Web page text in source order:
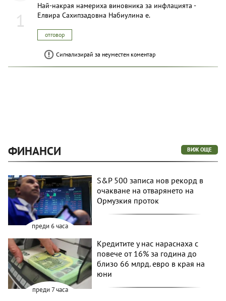
1
Най-накрая намериха виновника за инфлацията -
Елвира Сахипзадовна Набиулина е.
отговор
Сигнализирай за неуместен коментар
ФИНАНСИ ВИЖ ОЩЕ
преди 6 часа
S&P 500 записа нов рекорд в
очакване на отварянето на
Ормузкия проток
преди 7 часа
Кредитите у нас нараснаха с
повече от 16% за година до
близо 66 млрд. евро в края на
юни